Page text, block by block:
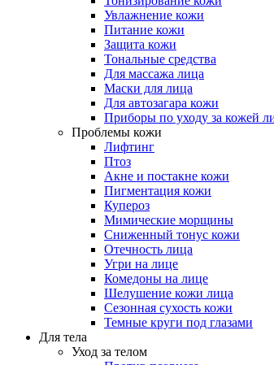
Увлажнение кожи
Питание кожи
Защита кожи
Тональные средства
Для массажа лица
Маски для лица
Для автозагара кожи
Приборы по уходу за кожей
Проблемы кожи
Лифтинг
Птоз
Акне и постакне кожи
Пигментация кожи
Купероз
Мимические морщины
Сниженный тонус кожи
Отечность лица
Угри на лице
Комедоны на лице
Шелушение кожи лица
Сезонная сухость кожи
Темные круги под глазами
Для тела
Уход за телом